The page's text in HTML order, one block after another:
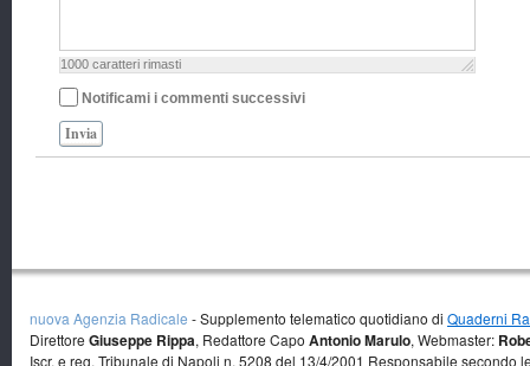
1000 caratteri rimasti
Notificami i commenti successivi
Invia
nuova Agenzia Radicale - Supplemento telematico quotidiano di Quaderni
Direttore Giuseppe Rippa, Redattore Capo Antonio Marulo, Webmaster:
Iscr. e reg. Tribunale di Napoli n. 5208 del 13/4/2001 Responsabile secondo